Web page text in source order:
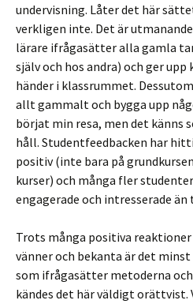
undervisning. Låter det här
verkligen inte. Det är
lärare ifrågasätter alla gamla
själv och hos andra) och ger
händer i klassrummet.
allt gammalt och bygga upp
börjat min resa, men det känns
håll. Studentfeedbacken har
positiv (inte bara på
kurser) och många fler
engagerade och intresserade än
Trots många positiva
vänner och bekanta är det
som ifrågasätter metoderna
kändes det här väldigt orättvist.